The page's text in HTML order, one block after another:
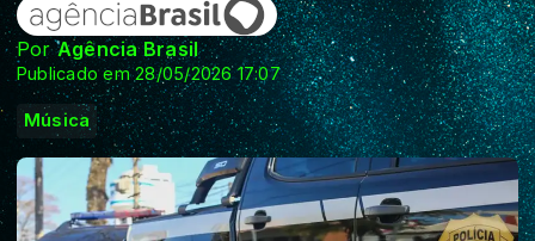
PorAgência Brasil
Publicado em 28/05/2026 17:07
Música